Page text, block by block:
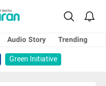
Audio Story
Trending
Green Initiative